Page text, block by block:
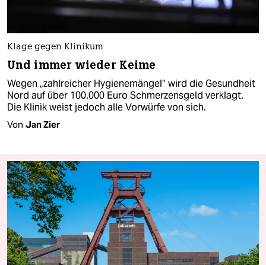
Klage gegen Klinikum
Und immer wieder Keime
Wegen „zahlreicher Hygienemängel“ wird die Gesundheit
Nord auf über 100.000 Euro Schmerzensgeld verklagt.
Die Klinik weist jedoch alle Vorwürfe von sich.
Von Jan Zier